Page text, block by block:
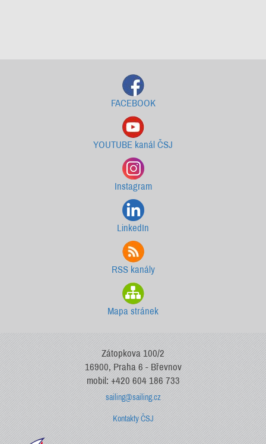
FACEBOOK
YOUTUBE kanál ČSJ
Instagram
LinkedIn
RSS kanály
Mapa stránek
Zátopkova 100/2
16900, Praha 6 - Břevnov
mobil: +420 604 186 733
sailing@sailing.cz
Kontakty ČSJ